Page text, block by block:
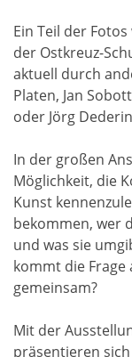
Ein Teil der
der Ostkreuz-
aktuell durch
Platen, Jan
oder Jörg
In der großen
Möglichkeit, die
Kunst
bekommen, wer
und was sie
kommt die Frage
gemeinsam?
Mit der
präsentieren